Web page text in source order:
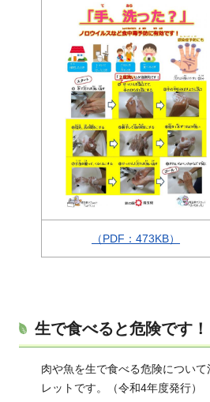
（PDF：473KB）
生で食べると危険です！
肉や魚を生で食べる危険につい
レットです。（令和4年度発行）